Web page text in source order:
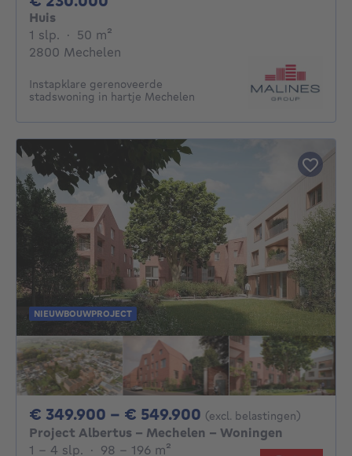
Huis
1 slp. 1 slaapkamer
· 50 m²
2800 Mechelen
Instapklare gerenoveerde
stadswoning in hartje Mechelen
NIEUWBOUWPROJECT
€ 349.900 - € 549.900 Van 349900€ Tot
(excl. belastingen)
Project Albertus - Mechelen - Woningen
1 - 4 Slaapkamers
1 - 4 slp. · 98 - 196 m² vierkante meters